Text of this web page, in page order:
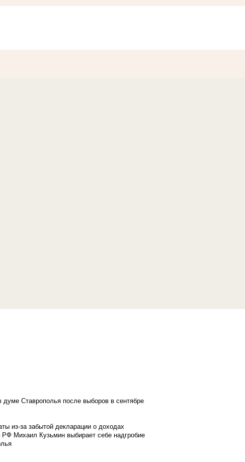
Ставрополья после выборов в сентябре
из-за забытой декларации о доходах
Михаил Кузьмин выбирает себе надгробие